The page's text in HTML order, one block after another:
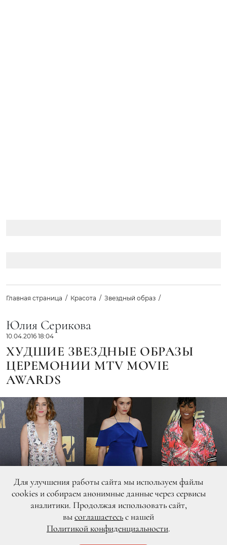
Главная страница Красота Звездный образ
Юлия Серикова
10.04.2016 18:04
ХУДШИЕ ЗВЕЗДНЫЕ ОБРАЗЫ
ЦЕРЕМОНИИ MTV MOVIE
AWARDS
Для улучшения работы сайта мы используем файлы
cookies и собираем анонимные данные через сервисы
аналитики. Продолжая использовать сайт,
высоглашаетесьс нашей
Политикой конфиденциальности.